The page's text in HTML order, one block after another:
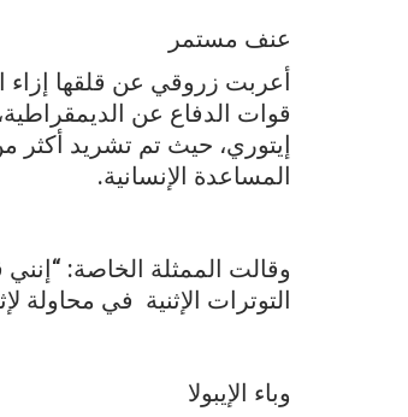
عنف مستمر
أعربت زروقي عن قلقها إزاء
قوات الدفاع عن
المساعدة الإنسانية.
وقالت الممثلة الخاصة:
التوترات الإثنية في محاولة
وباء الإيبولا